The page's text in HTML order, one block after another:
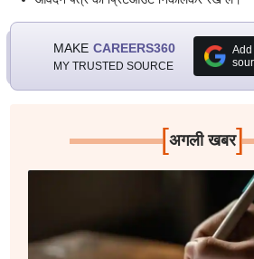
MAKE CAREERS360
MY TRUSTED SOURCE
Add
[अगली खबर]